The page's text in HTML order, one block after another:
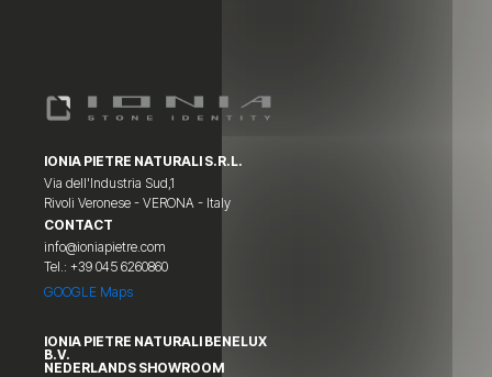
IONIA PIETRE NATURALI S.R.L.
Via dell'Industria Sud,1
Rivoli Veronese - VERONA - Italy
CONTACT
info@ioniapietre.com
Tel.: +39 045 6260860
GOOGLE Maps
IONIA PIETRE NATURALI BENELUX
B.V.
NEDERLANDS SHOWROOM